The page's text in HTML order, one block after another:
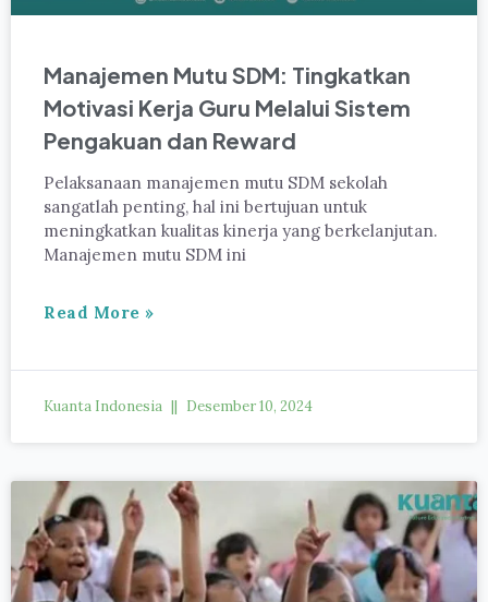
Manajemen Mutu SDM: Tingkatkan
Motivasi Kerja Guru Melalui Sistem
Pengakuan dan Reward
Pelaksanaan manajemen mutu SDM sekolah
sangatlah penting, hal ini bertujuan untuk
meningkatkan kualitas kinerja yang berkelanjutan.
Manajemen mutu SDM ini
Read More »
Kuanta Indonesia Desember 10, 2024